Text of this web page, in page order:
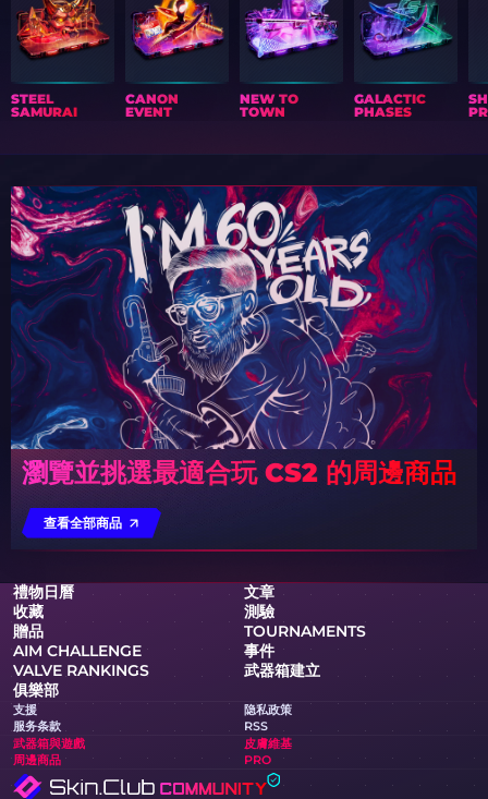
STEEL
SAMURAI
CANON
EVENT
NEW TO
TOWN
GALACTIC
PHASES
瀏覽並挑選最適合玩 CS2 的周邊商品
查看全部商品
禮物日曆
文章
收藏
測驗
贈品
TOURNAMENTS
AIM CHALLENGE
事件
VALVE RANKINGS
武器箱建立
俱樂部
支援
隐私政策
服务条款
RSS
武器箱與遊戲
皮膚維基
周邊商品
PRO